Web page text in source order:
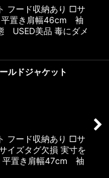
フード収納あり □サ
平置き肩幅46cm 袖
美品 毒にダメ
ルドジャケット
フード収納あり □サ
イズタグ欠損 実寸を
平置き肩幅47cm 袖